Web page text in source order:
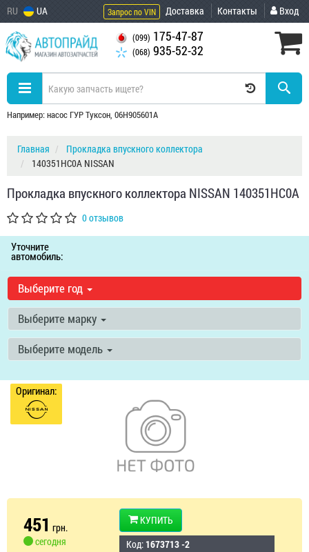
RU UA Запрос по VIN Доставка Контакты Вход
(099) 175-47-87
(068) 935-52-32
Например: насос ГУР Туксон, 06H905601A
Главная
Прокладка впускного коллектора
140351HC0A NISSAN
Прокладка впускного коллектора NISSAN 140351HC0A
0 отзывов
Уточните
автомобиль:
Выберите год
Выберите марку
Выберите модель
Оригинал:
451 грн.
сегодня
КУПИТЬ
Код: 1673713 -2